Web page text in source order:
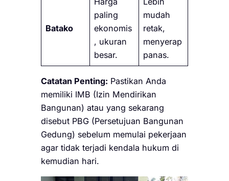
Batako
paling
ekonomis
, ukuran
besar.
mudah
retak,
menyerap
panas.
Catatan Penting: Pastikan Anda
memiliki IMB (Izin Mendirikan
Bangunan) atau yang sekarang
disebut PBG (Persetujuan Bangunan
Gedung) sebelum memulai pekerjaan
agar tidak terjadi kendala hukum di
kemudian hari.